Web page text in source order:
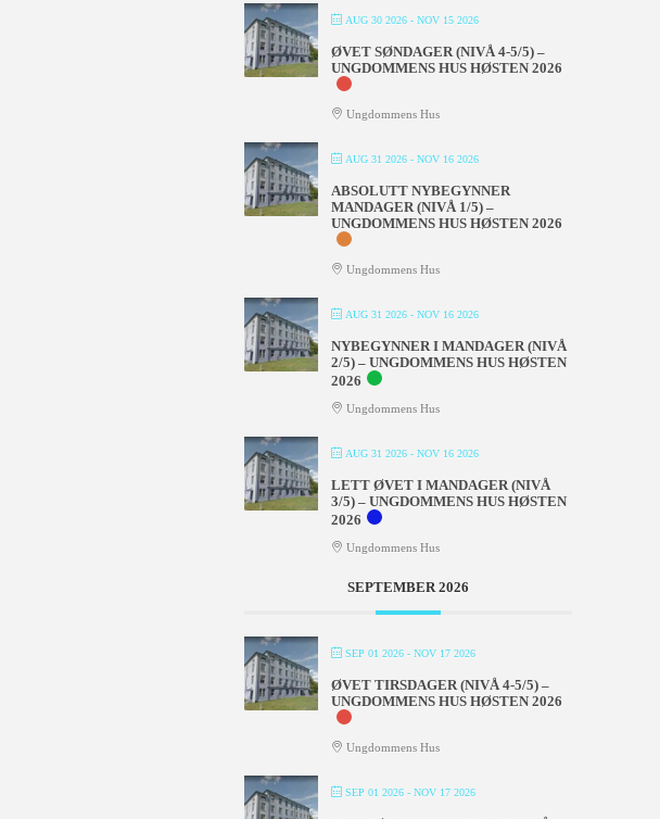
AUG 30 2026 - NOV 15 2026
ØVET SØNDAGER (NIVÅ 4-5/5) –
UNGDOMMENS HUS HØSTEN 2026
Ungdommens Hus
AUG 31 2026 - NOV 16 2026
ABSOLUTT NYBEGYNNER
MANDAGER (NIVÅ 1/5) –
UNGDOMMENS HUS HØSTEN 2026
Ungdommens Hus
AUG 31 2026 - NOV 16 2026
NYBEGYNNER I MANDAGER (NIVÅ
2/5) – UNGDOMMENS HUS HØSTEN
2026
Ungdommens Hus
AUG 31 2026 - NOV 16 2026
LETT ØVET I MANDAGER (NIVÅ
3/5) – UNGDOMMENS HUS HØSTEN
2026
Ungdommens Hus
SEPTEMBER 2026
SEP 01 2026 - NOV 17 2026
ØVET TIRSDAGER (NIVÅ 4-5/5) –
UNGDOMMENS HUS HØSTEN 2026
Ungdommens Hus
SEP 01 2026 - NOV 17 2026